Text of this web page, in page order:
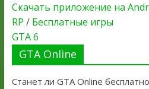
Скачать приложение на
RP / Бесплатные игры
GTA 6
GTA Online
Станет ли GTA Online